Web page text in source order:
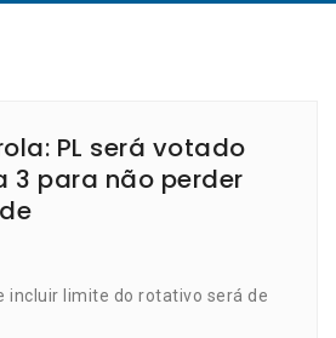
PL será votado
3 para não perder
incluir limite do rotativo será de